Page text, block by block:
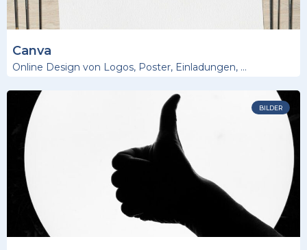
Canva
Online Design von Logos, Poster, Einladungen, …
BILDER